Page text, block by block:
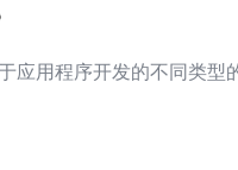
应用程序开发的不同类